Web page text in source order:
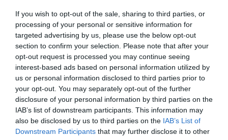
If you wish to opt-out of the sale, sharing to third parties, or
processing of your personal or sensitive information for
targeted advertising by us, please use the below opt-out
section to confirm your selection. Please note that after your
opt-out request is processed you may continue seeing
interest-based ads based on personal information utilized by
us or personal information disclosed to third parties prior to
your opt-out. You may separately opt-out of the further
disclosure of your personal information by third parties on the
IAB’s list of downstream participants. This information may
also be disclosed by us to third parties on the IAB’s List of
Downstream Participants that may further disclose it to other
Συγγραφέων Αστυνομικής Λογοτεχνίας και ιδρυτικό
μέλος και πρόεδρος της Εταιρίας Αρχείου και Μελετών
«Μνήμες».
Ταυτότητα
Πληροφορίες έκδοσης:Εκδόσεις Σύγχρονη Εποχή,
Σελίδες: 64, Τιμή: 9,90€, ISBN: 978-960-451-426-7
Ακολουθήστε το Culturenow.gr στοGoogle Newsκαι